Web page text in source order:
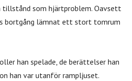
tillstånd som hjärtproblem. Oavsett
bortgång lämnat ett stort tomrum
han spelade, de berättelser han
han var utanför rampljuset.